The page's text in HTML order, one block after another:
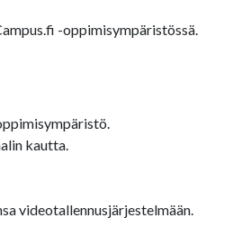
-oppimisympäristössä.
kautta.
videotallennusjärjestelmään.